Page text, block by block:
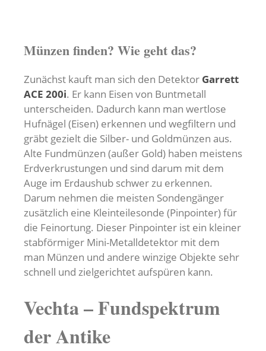
Münzen finden? Wie geht das?
Zunächst kauft man sich den Detektor Garrett
ACE 200i. Er kann Eisen von Buntmetall
unterscheiden. Dadurch kann man wertlose
Hufnägel (Eisen) erkennen und wegfiltern und
gräbt gezielt die Silber- und Goldmünzen aus.
Alte Fundmünzen (außer Gold) haben meistens
Erdverkrustungen und sind darum mit dem
Auge im Erdaushub schwer zu erkennen.
Darum nehmen die meisten Sondengänger
zusätzlich eine Kleinteilesonde (Pinpointer) für
die Feinortung. Dieser Pinpointer ist ein kleiner
stabförmiger Mini-Metalldetektor mit dem
man Münzen und andere winzige Objekte sehr
schnell und zielgerichtet aufspüren kann.
Vechta – Fundspektrum
der Antike